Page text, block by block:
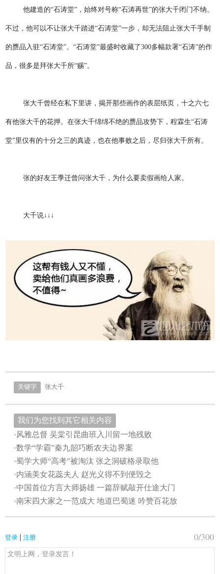
他建造的“石涛堂”，始终对号称“石涛再世”的张大千闭门不纳。
不过，他可以不让张大千踏进“石涛堂”一步，却无法阻止张大千手制
的赝品入驻“石涛堂”。“石涛堂”最盛时收藏了300多幅款署“石涛”的作
品，很多是拜张大千所“赐”。
张大千曾经在私下里讲，揭开那些画作的表层纸页，十之六七
有他张大千的花押。在张大千绵绵不绝的赝品攻势下，程霖生“石涛
堂”里仅有的十分之三的真迹，也在他事败之后，尽归张大千所有。
张的好友王季迁曾问张大千，为什么要卖假画给人家。
大千说↓↓↓
关键字 张大千
我们为您找到其它相关内容
·风雅总督 吴棠引昆曲班入川留一地残败
·数学“学霸”秦九韶巧断农夫边界案
·蜀学大师“高考”被淘汰 张之洞破格录取他
·内涵美女花蕊夫人 赵光义得不到便毁之
·中国首位方言大师扬雄 一篇辞赋敲开仕途大门
·南宋四大家之一范成大 地道巴蜀迷 吟赞百花放
登录 | 注册 0/300